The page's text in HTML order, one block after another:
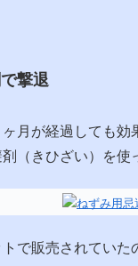
撃退
月が経過しても効
（きひざい）を使
で販売されていた